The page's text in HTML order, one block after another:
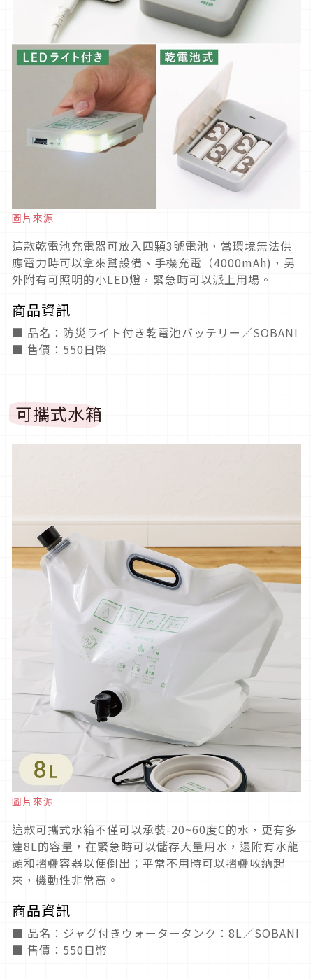
圖片來源
這款乾電池充電器可放入四顆3號電池，當環境無法供
應電力時可以拿來幫設備、手機充電（4000mAh)，另
外附有可照明的小LED燈，緊急時可以派上用場。
商品資訊
■ 品名：防災ライト付き乾電池バッテリー／SOBANI
■ 售價：550日幣
可攜式水箱
圖片來源
這款可攜式水箱不僅可以承裝-20~60度C的水，更有多
達8L的容量，在緊急時可以儲存大量用水，還附有水龍
頭和摺疊容器以便倒出；平常不用時可以摺疊收納起
來，機動性非常高。
商品資訊
■ 品名：ジャグ付きウォータータンク：8L／SOBANI
■ 售價：550日幣